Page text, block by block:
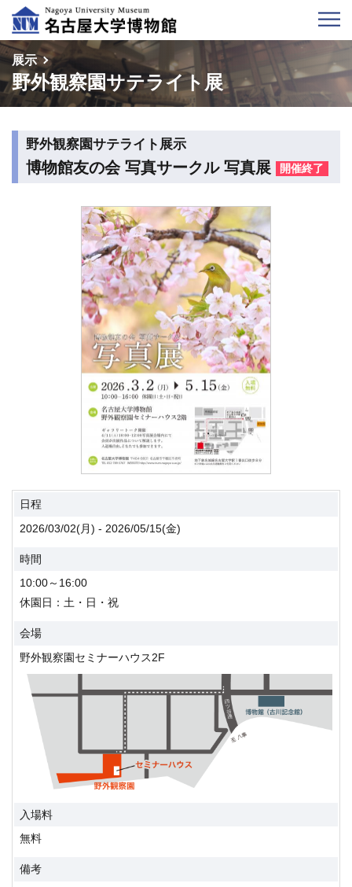
展示
野外観察園サテライト展
野外観察園サテライト展示
博物館友の会 写真サークル 写真展
日程
2026/03/02(月) - 2026/05/15(金)
時間
10:00～16:00
休園日：土・日・祝
会場
野外観察園セミナーハウス2F
入場料
無料
備考